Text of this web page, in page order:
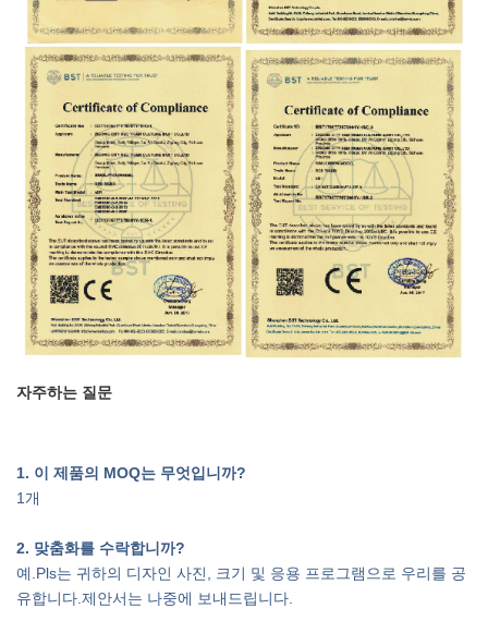
자주하는 질문
1. 이 제품의 MOQ는 무엇입니까?
1개
2. 맞춤화를 수락합니까?
예.Pls는 귀하의 디자인 사진, 크기 및 응용 프로그램으로 우리를 공
유합니다.제안서는 나중에 보내드립니다.